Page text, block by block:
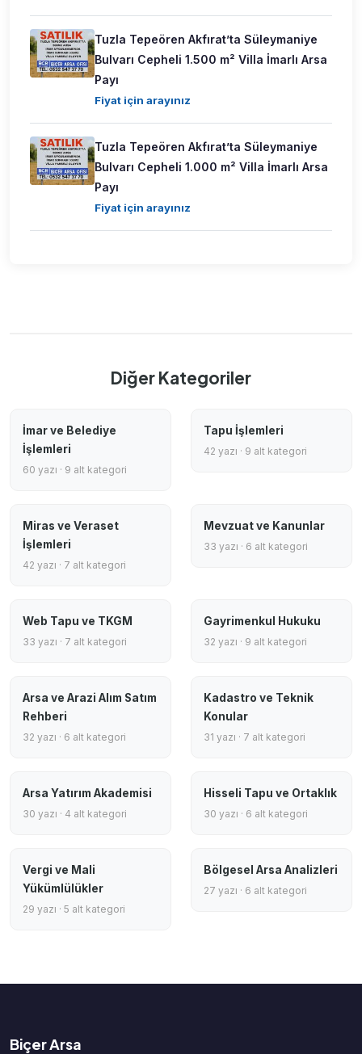
Tuzla Tepeören Akfırat’ta Süleymaniye
Bulvarı Cepheli 1.500 m² Villa İmarlı Arsa
Payı
Fiyat için arayınız
Tuzla Tepeören Akfırat’ta Süleymaniye
Bulvarı Cepheli 1.000 m² Villa İmarlı Arsa
Payı
Fiyat için arayınız
Diğer Kategoriler
İmar ve Belediye
İşlemleri
60 yazı · 9 alt kategori
Tapu İşlemleri
42 yazı · 9 alt kategori
Miras ve Veraset
İşlemleri
42 yazı · 7 alt kategori
Mevzuat ve Kanunlar
33 yazı · 6 alt kategori
Web Tapu ve TKGM
33 yazı · 7 alt kategori
Gayrimenkul Hukuku
32 yazı · 9 alt kategori
Arsa ve Arazi Alım Satım
Rehberi
32 yazı · 6 alt kategori
Kadastro ve Teknik
Konular
31 yazı · 7 alt kategori
Arsa Yatırım Akademisi
30 yazı · 4 alt kategori
Hisseli Tapu ve Ortaklık
30 yazı · 6 alt kategori
Vergi ve Mali
Yükümlülükler
29 yazı · 5 alt kategori
Bölgesel Arsa Analizleri
27 yazı · 6 alt kategori
Biçer Arsa